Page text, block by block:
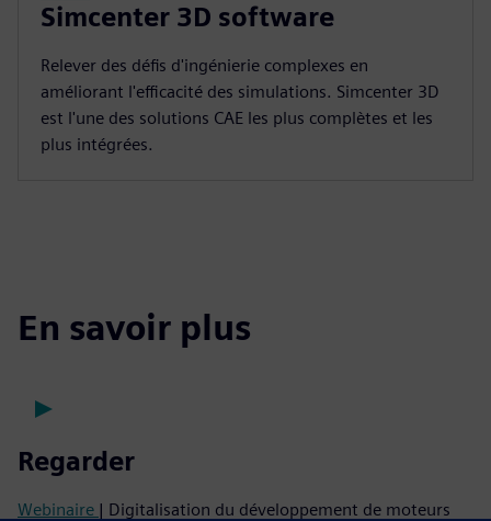
Simcenter 3D software
Relever des défis d'ingénierie complexes en
améliorant l'efficacité des simulations. Simcenter 3D
est l'une des solutions CAE les plus complètes et les
plus intégrées.
En savoir plus
Regarder
Webinaire | Digitalisation du développement de moteurs